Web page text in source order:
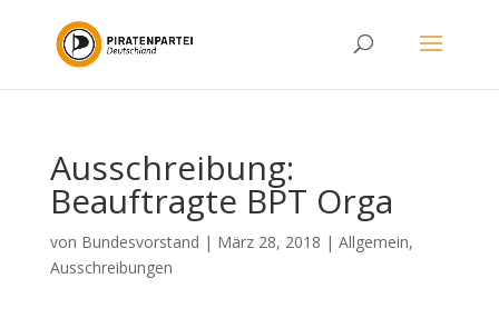
Ausschreibung:
Beauftragte BPT Orga
von Bundesvorstand | März 28, 2018 | Allgemein,
Ausschreibungen